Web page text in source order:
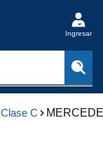
Ingresar
Clase C